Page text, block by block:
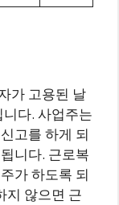
가 고용된 날
다. 사업주는
고를 하게 되
니다. 근로복
가 하도록 되
지 않으면 근